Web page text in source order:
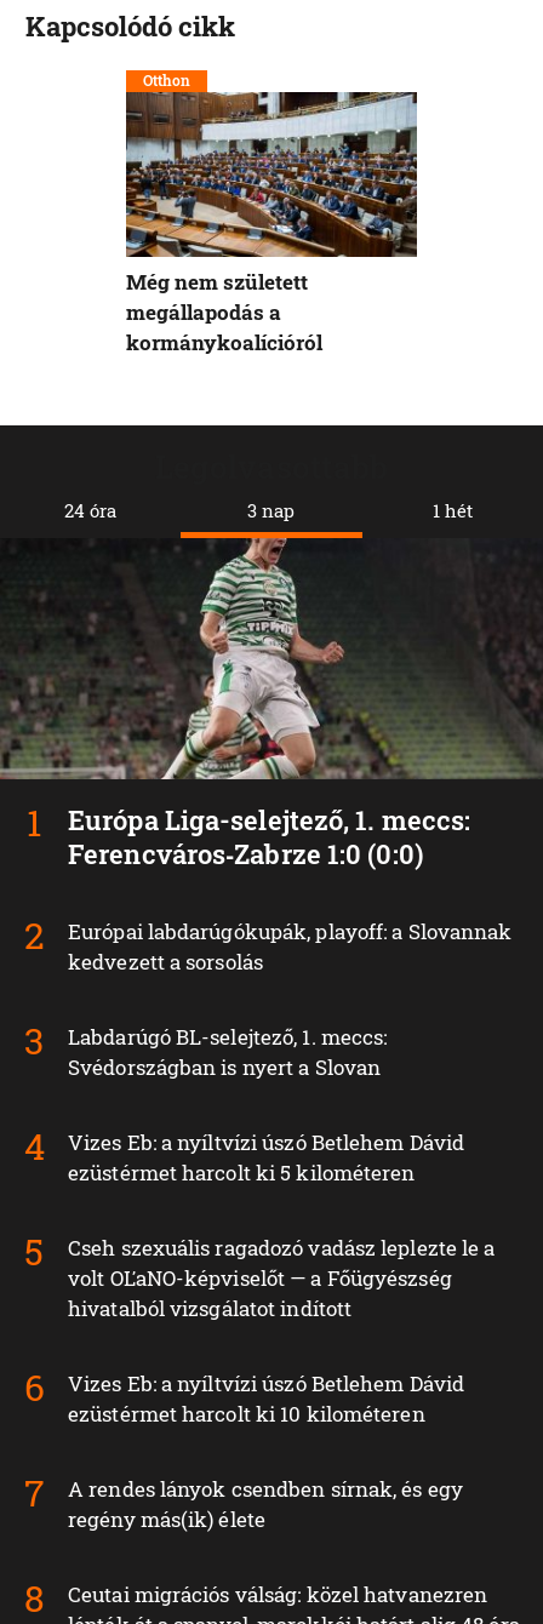
24 óra 3 nap
Európa Liga-selejtező, 1. meccs:
Ferencváros‑Zabrze 1:0 (0:0)
Európai labdarúgókupák, playoff: a Slovannak
kedvezett a sorsolás
Labdarúgó BL-selejtező, 1. meccs:
Svédországban is nyert a Slovan
Vizes Eb: a nyíltvízi úszó Betlehem Dávid
ezüstérmet harcolt ki 5 kilométeren
Cseh szexuális ragadozó vadász leplezte le a
volt OĽaNO-képviselőt — a Főügyészség
hivatalból vizsgálatot indított
Vizes Eb: a nyíltvízi úszó Betlehem Dávid
ezüstérmet harcolt ki 10 kilométeren
A rendes lányok csendben sírnak, és egy
regény más(ik) élete
Ceutai migrációs válság: közel hatvanezren
1 hét
Kapcsolódó cikk
Otthon
Még nem született
megállapodás a
kormánykoalícióról